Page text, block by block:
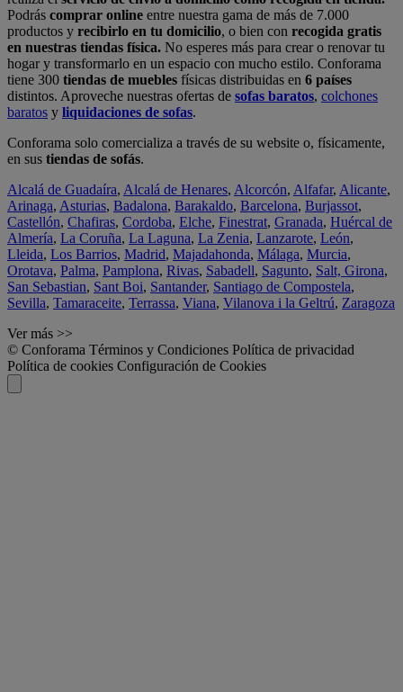
Podrás comprar online entre nuestra gama de más de 7.000
productos y recibirlo en tu domicilio, o bien con recogida gratis
en nuestras tiendas física. No esperes más para crear o renovar tu
hogar y transformarlo en un espacio con mucho estilo. Conforama
tiene 300 tiendas de muebles físicas distribuidas en 6 países
distintos. Aproveche nuestras ofertas de sofas baratos, colchones
baratos y liquidaciones de sofas.
Conforama solo comercializa a través de su website o, físicamente,
en sus tiendas de sofás.
Alcalá de Guadaíra, Alcalá de Henares, Alcorcón, Alfafar, Alicante,
Arinaga, Asturias, Badalona, Barakaldo, Barcelona, Burjassot,
Castellón, Chafiras, Cordoba, Elche, Finestrat, Granada, Huércal de
Almería, La Coruña, La Laguna, La Zenia, Lanzarote, León,
Lleida, Los Barrios, Madrid, Majadahonda, Málaga, Murcia,
Orotava, Palma, Pamplona, Rivas, Sabadell, Sagunto, Salt, Girona,
San Sebastian, Sant Boi, Santander, Santiago de Compostela,
Sevilla, Tamaraceite, Terrassa, Viana, Vilanova i la Geltrú, Zaragoza
Ver más >>
© Conforama Términos y Condiciones Política de privacidad
Política de cookies Configuración de Cookies